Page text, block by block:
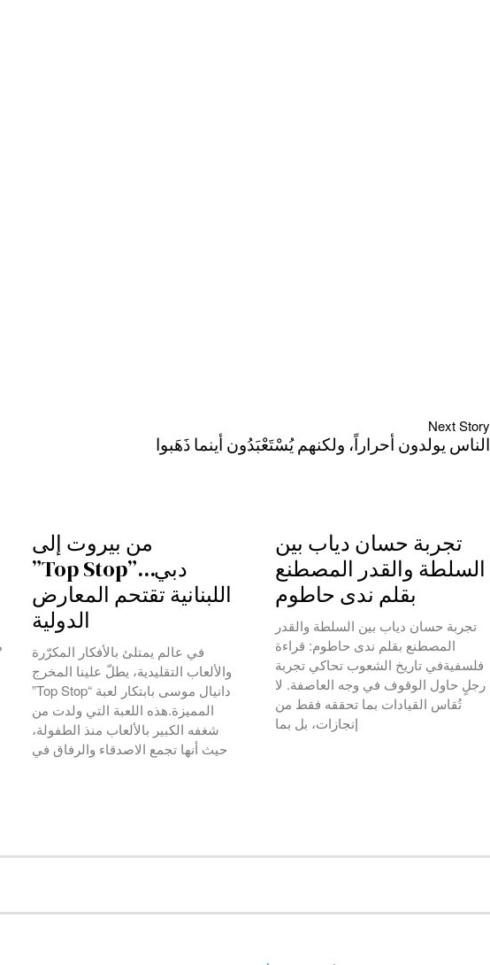
Next Story
الناس يولدون أحراراً، ولكنهم يُسْتَعْبَدُون أينما ذَهَبوا
تجربة حسان دياب بين
السلطة والقدر المصطنع
بقلم ندى حاطوم
تجربة حسان دياب بين السلطة والقدر
المصطنع بقلم ندى حاطوم: قراءة
فلسفيةفي تاريخ الشعوب تحاكي تجربة
رجلٍ حاول الوقوف في وجه العاصفة. لا
تُقاس القيادات بما تحققه فقط من
إنجازات، بل بما
من بيروت إلى
دبي…”Top Stop”
اللبنانية تقتحم المعارض
الدولية
في عالم يمتلئ بالأفكار المكرّرة
والألعاب التقليدية، يطلّ علينا المخرج
دانيال موسى بابتكار لعبة “Top Stop”
المميزة.هذه اللعبة التي ولدت من
شغفه الكبير بالألعاب منذ الطفولة،
حيث أنها تجمع الاصدقاء والرفاق في